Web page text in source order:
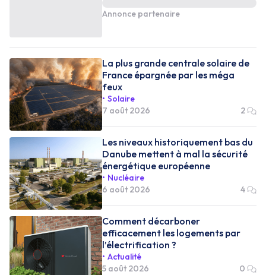
Annonce partenaire
La plus grande centrale solaire de
France épargnée par les méga
feux
Solaire
7 août 2026
2
Les niveaux historiquement bas du
Danube mettent à mal la sécurité
énergétique européenne
Nucléaire
6 août 2026
4
Comment décarboner
efficacement les logements par
l’électrification ?
Actualité
5 août 2026
0